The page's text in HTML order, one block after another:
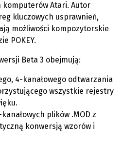
Atari. Autor
kluczowych usprawnień,
możliwości kompozytorskie
POKEY.
Beta 3 obejmują:
4-kanałowego odtwarzania
wszystkie rejestry
plików .MOD z
konwersją wzorów i